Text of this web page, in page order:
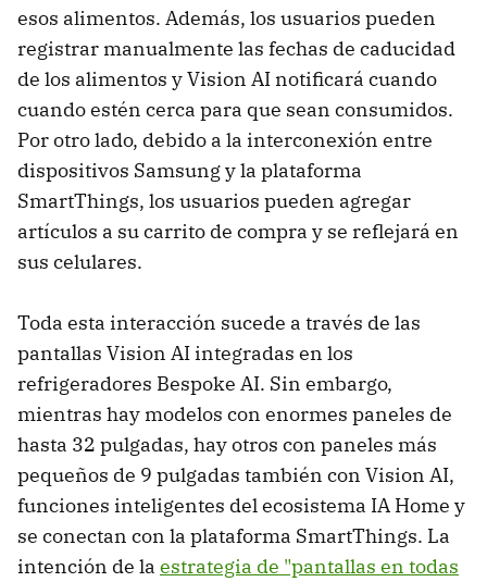
esos alimentos. Además, los usuarios pueden
registrar manualmente las fechas de caducidad
de los alimentos y Vision AI notificará cuando
cuando estén cerca para que sean consumidos.
Por otro lado, debido a la interconexión entre
dispositivos Samsung y la plataforma
SmartThings, los usuarios pueden agregar
artículos a su carrito de compra y se reflejará en
sus celulares.
Toda esta interacción sucede a través de las
pantallas Vision AI integradas en los
refrigeradores Bespoke AI. Sin embargo,
mientras hay modelos con enormes paneles de
hasta 32 pulgadas, hay otros con paneles más
pequeños de 9 pulgadas también con Vision AI,
funciones inteligentes del ecosistema IA Home y
se conectan con la plataforma SmartThings. La
intención de la estrategia de "pantallas en todas